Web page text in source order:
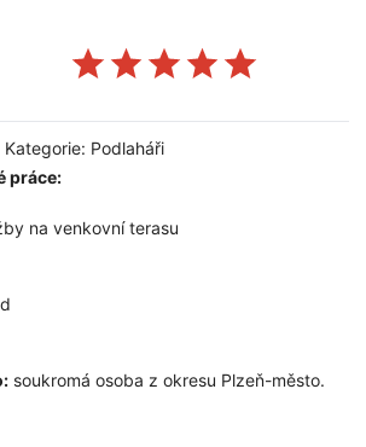
| Kategorie: Podlaháři
práce:
na venkovní terasu
soukromá osoba z okresu Plzeň-město.